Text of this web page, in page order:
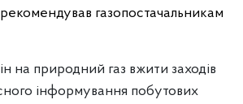
газопостачальникам
на природний газ вжити заходів
інформування побутових